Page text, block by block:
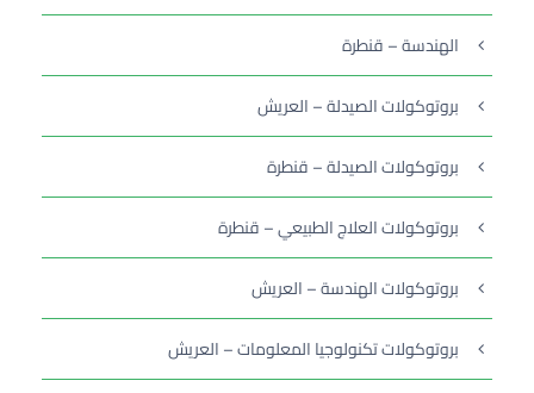
الهندسة – قنطرة
بروتوكولات الصيدلة – العريش
بروتوكولات الصيدلة – قنطرة
بروتوكولات العلاج الطبيعي – قنطرة
بروتوكولات الهندسة – العريش
بروتوكولات تكنولوجيا المعلومات – العريش